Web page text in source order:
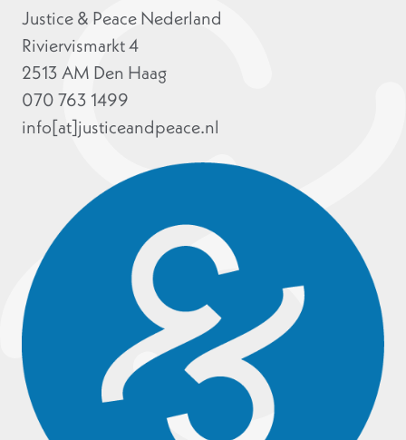
Justice & Peace Nederland
Riviervismarkt 4
2513 AM Den Haag
070 763 1499
info[at]justiceandpeace.nl